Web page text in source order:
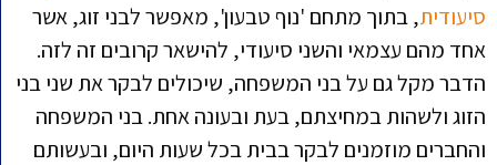
סיעודית, בתוך מתחם 'נוף טבעון', מאפשר לבני זוג, אשר
אחד מהם עצמאי והשני סיעודי, להישאר קרובים זה לזה.
הדבר מקל גם על בני המשפחה, שיכולים לבקר את שני בני
הזוג ולשהות במחיצתם, בעת ובעונה אחת. בני המשפחה
והחברים מוזמנים לבקר בבית בכל שעות היום, ובעשותם